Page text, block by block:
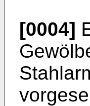
[0004]